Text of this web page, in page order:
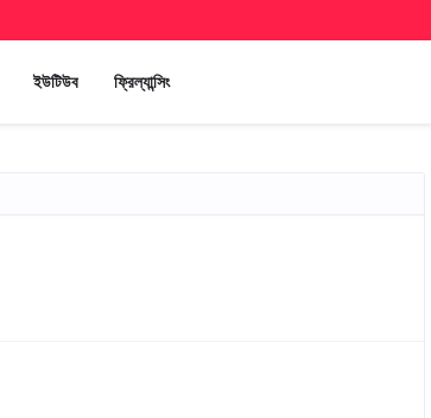
ইউটিউব ফ্রিল্যান্সিং